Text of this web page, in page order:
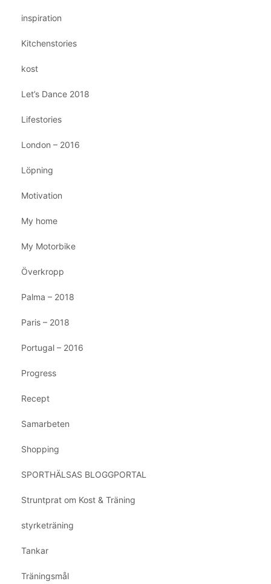
inspiration
Kitchenstories
kost
Let’s Dance 2018
Lifestories
London – 2016
Löpning
Motivation
My home
My Motorbike
Överkropp
Palma – 2018
Paris – 2018
Portugal – 2016
Progress
Recept
Samarbeten
Shopping
SPORTHÄLSAS BLOGGPORTAL
Struntprat om Kost & Träning
styrketräning
Tankar
Träningsmål